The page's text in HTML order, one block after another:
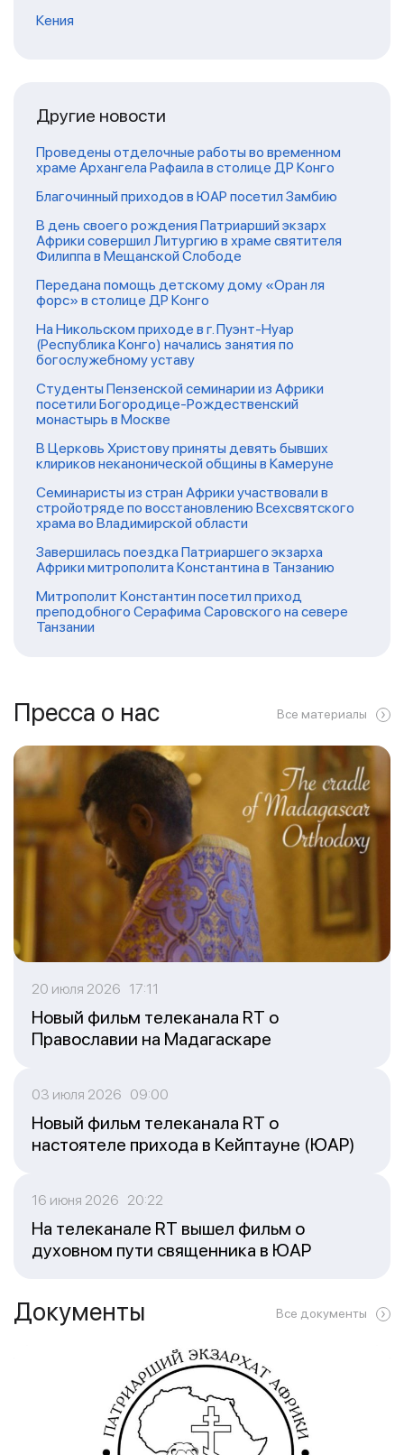
Кения
Другие новости
Проведены отделочные работы во временном
храме Архангела Рафаила в столице ДР Конго
Благочинный приходов в ЮАР посетил Замбию
В день своего рождения Патриарший экзарх
Африки совершил Литургию в храме святителя
Филиппа в Мещанской Слободе
Передана помощь детскому дому «Оран ля
форс» в столице ДР Конго
На Никольском приходе в г. Пуэнт-Нуар
(Республика Конго) начались занятия по
богослужебному уставу
Студенты Пензенской семинарии из Африки
посетили Богородице-Рождественский
монастырь в Москве
В Церковь Христову приняты девять бывших
клириков неканонической общины в Камеруне
Семинаристы из стран Африки участвовали в
стройотряде по восстановлению Всехсвятского
храма во Владимирской области
Завершилась поездка Патриаршего экзарха
Африки митрополита Константина в Танзанию
Митрополит Константин посетил приход
преподобного Серафима Саровского на севере
Танзании
Пресса о нас Все материалы
20 июля 2026 17:11
Новый фильм телеканала RT о
Православии на Мадагаскаре
03 июля 2026 09:00
Новый фильм телеканала RT о
настоятеле прихода в Кейптауне (ЮАР)
16 июня 2026 20:22
На телеканале RT вышел фильм о
духовном пути священника в ЮАР
Документы Все документы